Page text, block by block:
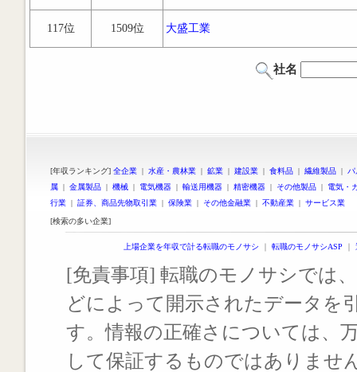
117位 1509位 大盛工業
社名
[年収ランキング] 全企業 | 水産・農林業 | 鉱業 | 建設業 | 食料品 | 繊維製品 |
属 | 金属製品 | 機械 | 電気機器 | 輸送用機器 | 精密機器 | その他製品 | 電気・
行業 | 証券、商品先物取引業 | 保険業 | その他金融業 | 不動産業 | サービス業
[検索の多い企業]
上場企業を年収で計る転職のモノサシ ｜ 転職のモノサシASP ｜
[免責事項] 転職のモノサシでは
どによって開示されたデータを
す。情報の正確さについては、
して保証するものではありませ